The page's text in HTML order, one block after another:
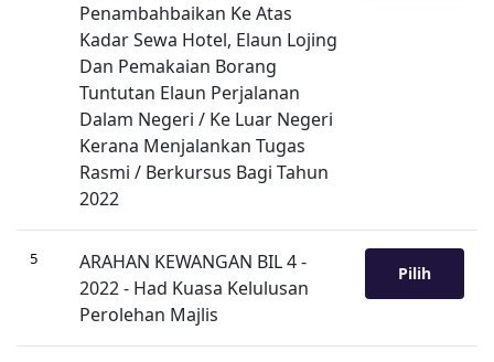
Penambahbaikan Ke Atas
Kadar Sewa Hotel, Elaun Lojing
Dan Pemakaian Borang
Tuntutan Elaun Perjalanan
Dalam Negeri / Ke Luar Negeri
Kerana Menjalankan Tugas
Rasmi / Berkursus Bagi Tahun
2022
5
ARAHAN KEWANGAN BIL 4 -
2022 - Had Kuasa Kelulusan
Perolehan Majlis
Pilih